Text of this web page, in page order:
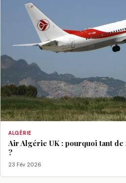
ALGÉRIE
Air Algérie UK : pourquoi tant
?
23 Fév 2026